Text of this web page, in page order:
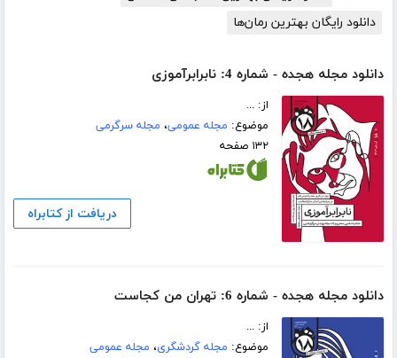
دانلود رایگان بهترین رمان‌ها
دانلود مجله هجده - شماره 4: نابرابرآموزی
از: ...
موضوع: مجله عمومی، مجله سرگرمی
۱۳۲ صفحه
دریافت از کتابراه
دانلود مجله هجده - شماره 6: تهران من کجاست
از: ...
موضوع: مجله گردشگری، مجله عمومی